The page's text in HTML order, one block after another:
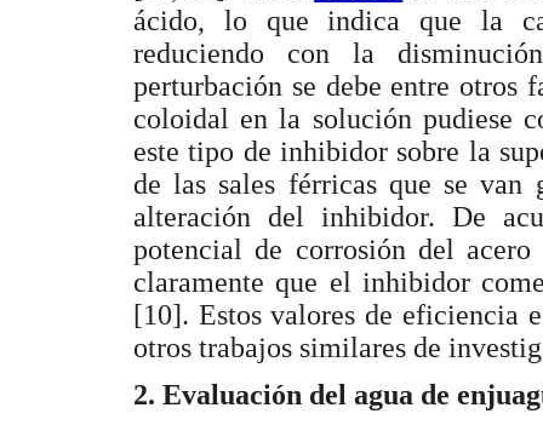
ácido, lo que indica que la
reduciendo con la
perturbación se debe entre otros
coloidal en la solución pudiese
este tipo de inhibidor sobre la
de las sales férricas que se van
alteración del inhibidor. De
potencial de corrosión del
claramente que el inhibidor
[10]. Estos valores de eficiencia
otros trabajos similares de
2. Evaluación del agua de